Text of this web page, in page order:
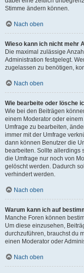
Stimme ändern können.
Nach oben
Wieso kann ich nicht mehr
Die maximal zulässige
Administration festgelegt.
zugelassen zu benötigen,
Nach oben
Wie bearbeite oder lösche
Wie bei den Beiträgen
einem Moderator oder
Umfrage zu bearbeiten,
immer mit der Umfrage
dann können Benutzer die
bearbeiten. Sollte allerdings
die Umfrage nur noch von
gelöscht werden. Dadurch
verhindert werden.
Nach oben
Warum kann ich auf
Manche Foren können
Um diese einzusehen,
durchzuführen, brauchst du
einen Moderator oder
Nach oben